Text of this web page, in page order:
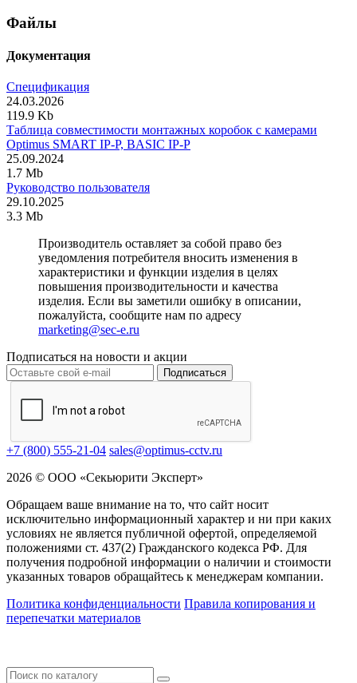
Файлы
Документация
Спецификация
24.03.2026
119.9 Kb
Таблица совместимости монтажных коробок с камерами
Optimus SMART IP-P, BASIC IP-P
25.09.2024
1.7 Mb
Руководство пользователя
29.10.2025
3.3 Mb
Производитель оставляет за собой право без
уведомления потребителя вносить изменения в
характеристики и функции изделия в целях
повышения производительности и качества
изделия. Если вы заметили ошибку в описании,
пожалуйста, сообщите нам по адресу
marketing@sec-e.ru
Подписаться на новости и акции
Подписаться
+7 (800) 555-21-04 sales@optimus-cctv.ru
2026 © ООО «Секьюрити Эксперт»
Обращаем ваше внимание на то, что сайт носит
исключительно информационный характер и ни при каких
условиях не является публичной офертой, определяемой
положениями ст. 437(2) Гражданского кодекса РФ. Для
получения подробной информации о наличии и стоимости
указанных товаров обращайтесь к менеджерам компании.
Политика конфиденциальности Правила копирования и
перепечатки материалов